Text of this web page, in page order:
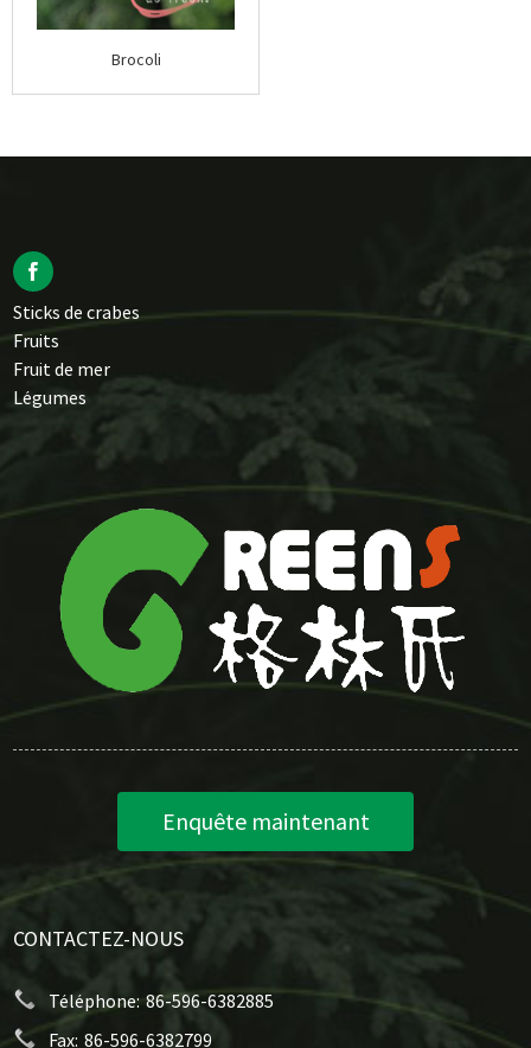
Brocoli
Sticks de crabes
Fruits
Fruit de mer
Légumes
Enquête maintenant
CONTACTEZ-NOUS
Téléphone: 86-596-6382885
Fax: 86-596-6382799